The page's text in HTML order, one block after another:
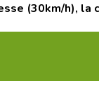
(30km/h), la